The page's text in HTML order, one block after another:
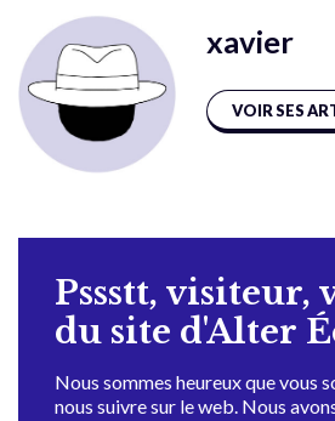
xavier
VOIR SES
Pssstt, visiteur,
du site d'Alter
Nous sommes heureux que vous
nous suivre sur le web. Nous